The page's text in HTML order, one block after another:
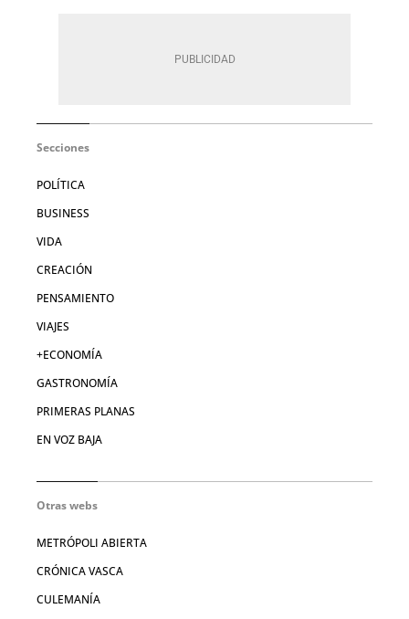
Secciones
POLÍTICA
BUSINESS
VIDA
CREACIÓN
PENSAMIENTO
VIAJES
+ECONOMÍA
GASTRONOMÍA
PRIMERAS PLANAS
EN VOZ BAJA
Otras webs
METRÓPOLI ABIERTA
CRÓNICA VASCA
CULEMANÍA